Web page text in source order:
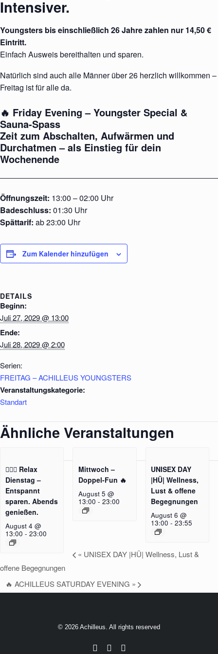
Intensiver.
Youngsters bis einschließlich 26 Jahre zahlen nur 14,50 €
Eintritt.
Einfach Ausweis bereithalten und sparen.
Natürlich sind auch alle Männer über 26 herzlich willkommen –
Freitag ist für alle da.
🔥 Friday Evening – Youngster Special &
Sauna-Spass
Zeit zum Abschalten, Aufwärmen und
Durchatmen – als Einstieg für dein
Wochenende
Öffnungszeit: 13:00 – 02:00 Uhr
Badeschluss: 01:30 Uhr
Spättarif: ab 23:00 Uhr
Zum Kalender hinzufügen
DETAILS
Beginn:
Juli 27, 2029 @ 13:00
Ende:
Juli 28, 2029 @ 2:00
Serien:
FREITAG – ACHILLEUS YOUNGSTERS
Veranstaltungskategorie:
Standart
Ähnliche Veranstaltungen
🧖‍♂️✨ Relax
Dienstag –
Entspannt
sparen. Abends
genießen.
August 4 @
13:00 -23:00
Mittwoch –
Doppel-Fun 🔥
August 5 @
13:00 - 23:00
UNISEX DAY
|HÜ| Wellness,
Lust & offene
Begegnungen
August 6 @
13:00 - 23:55
« UNISEX DAY |HÜ| Wellness, Lust &
offene Begegnungen
🔥 ACHILLEUS SATURDAY EVENING »
© 2026 Achilleus. All rights reserved